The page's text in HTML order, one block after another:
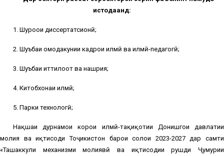
истодаанд:
1. Шуроҳои диссертатсионӣ;
2. Шуъбаи омодакунии кадрҳои илмӣ ва илмӣ-педагогӣ;
3. Шуъбаи иттилоот ва нашрия;
4. Китобхонаи илмӣ;
5. Парки технологӣ;
Нақшаи дурнамои корҳои илмӣ-таҳқиқотии Донишгоҳи давлатии
молия ва иқтисоди Тоҷикистон барои солҳои 2023-2027 дар самти
«Ташаккули механизми молиявӣ ва иқтисодии рушди Ҷумҳурии